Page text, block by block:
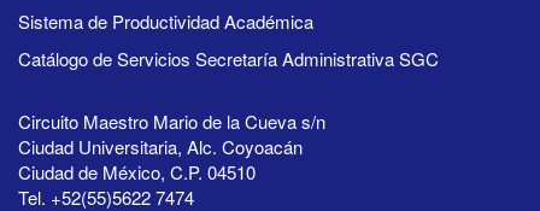
Sistema de Productividad Académica
Catálogo de Servicios Secretaría Administrativa SGC
Circuito Maestro Mario de la Cueva s/n
Ciudad Universitaria, Alc. Coyoacán
Ciudad de México, C.P. 04510
Tel. +52(55)5622 7474